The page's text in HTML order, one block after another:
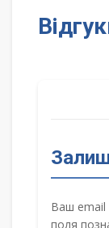
Ваш email
поля